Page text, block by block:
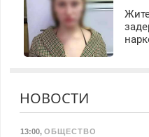
НОВОСТИ
13:00, ОБЩЕСТВО